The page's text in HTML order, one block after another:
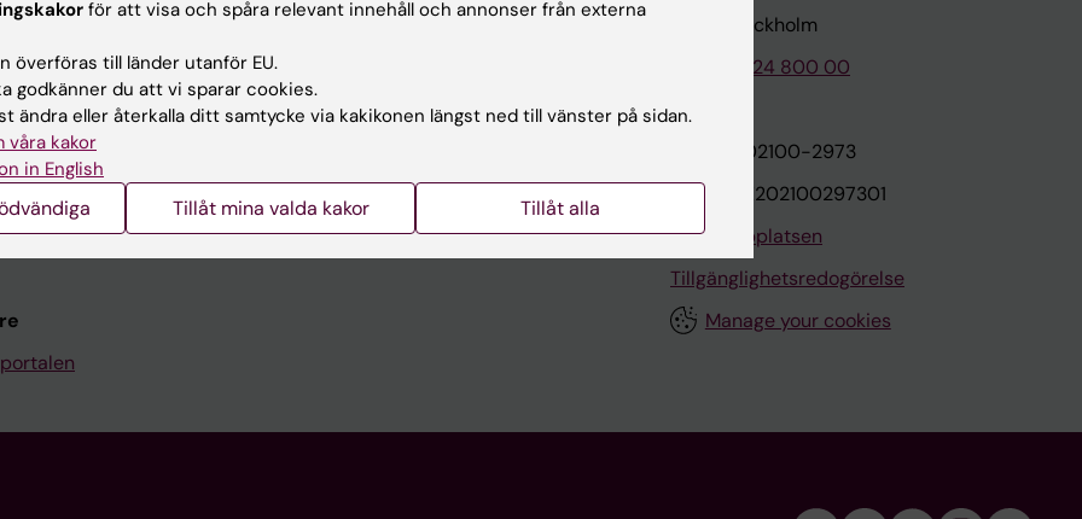
Universitetsbiblioteket
Jobba på KI
Kontakta presstjänsten
171 77 Stockholm
Tel: 08-524 800 00
Org.nr: 202100-2973
VAT.nr: SE202100297301
Om webbplatsen
Tillgänglighetsredogörelse
Manage your cookies
för att visa och spåra relevant innehåll och annonser från externa
överföras till länder utanför EU.
godkänner du att vi sparar cookies.
ändra eller återkalla ditt samtycke via kakikonen längst ned till vänster på sidan.
våra kakor
in English
Tillåt mina valda kakor Tillåt alla